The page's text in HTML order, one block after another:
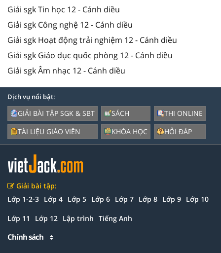
Giải sgk Tin học 12 - Cánh diều
Giải sgk Công nghệ 12 - Cánh diều
Giải sgk Hoạt động trải nghiệm 12 - Cánh diều
Giải sgk Giáo dục quốc phòng 12 - Cánh diều
Giải sgk Âm nhạc 12 - Cánh diều
Dịch vụ nổi bật:
GIẢI BÀI TẬP SGK & SBT
TÀI LIỆU GIÁO VIÊN
SÁCH
KHÓA HỌC
THI ONLINE
HỎI ĐÁP
Giải bài tập:
Lớp 1-2-3 Lớp 4 Lớp 5 Lớp 6 Lớp 7 Lớp 8 Lớp 9 Lớp 10
Lớp 11 Lớp 12 Lập trình Tiếng Anh
Chính sách